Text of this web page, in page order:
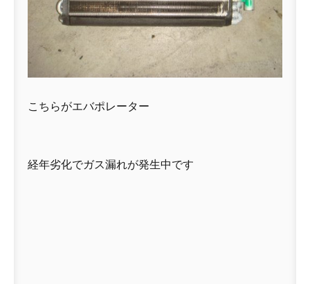
こちらがエバポレーター
経年劣化でガス漏れが発生中です